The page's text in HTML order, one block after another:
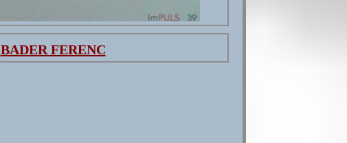
BADER FERENC